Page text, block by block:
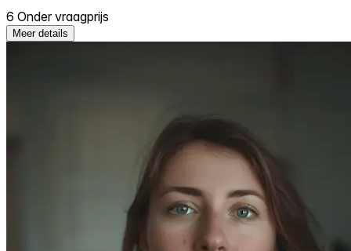
6 Onder vraagprijs
Meer details